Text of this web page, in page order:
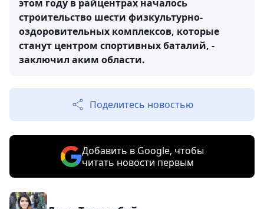
этом году в райцентрах началось
строительство шести физкультурно-
оздоровительных комплексов, которые
станут центром спортивных баталий, -
заключил аким области.
Поделитесь новостью
Добавить в Google, чтобы
читать новости первым